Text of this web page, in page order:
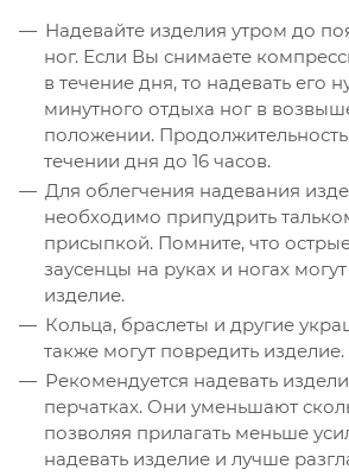
Надевайте изделия утром до
ног. Если Вы снимаете
в течение дня, то надевать его
минутного отдыха ног в
положении.
течении дня до 16 часов.
Для облегчения надевания
необходимо припудрить
присыпкой. Помните, что
заусенцы на руках и ногах
изделие.
Кольца, браслеты и другие
также могут повредить изделие.
Рекомендуется надевать
перчатках. Они уменьшают
позволяя прилагать меньше
надевать изделие и лучше